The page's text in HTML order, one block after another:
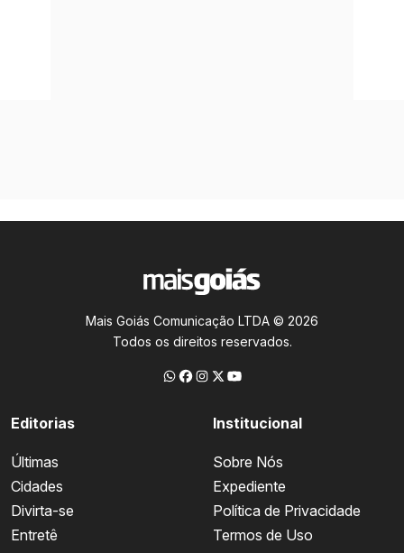
Mais Goiás Comunicação LTDA © 2026
Todos os direitos reservados.
Editorias
Últimas
Cidades
Divirta-se
Entretê
Institucional
Sobre Nós
Expediente
Política de Privacidade
Termos de Uso